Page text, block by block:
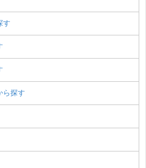
す
ら探す